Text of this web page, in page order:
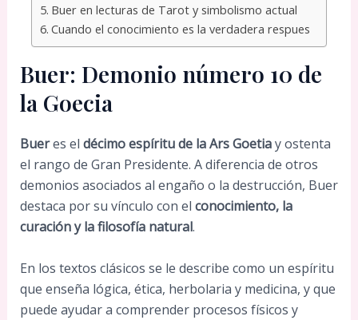
Buer en lecturas de Tarot y simbolismo actual
Cuando el conocimiento es la verdadera respues
Buer: Demonio número 10 de
la Goecia
Bueres el décimo espíritu de la Ars Goetiay ostenta
el rango de Gran Presidente. A diferencia de otros
demonios asociados al engaño o la destrucción, Buer
destaca por su vínculo con el conocimiento, la
curación y la filosofía natural.
En los textos clásicos se le describe como un espíritu
que enseña lógica, ética, herbolaria y medicina, y que
puede ayudar a comprender procesos físicos y